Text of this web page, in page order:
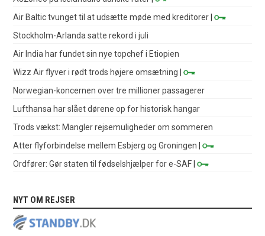
Air Baltic tvunget til at udsætte møde med kreditorer |
Stockholm-Arlanda satte rekord i juli
Air India har fundet sin nye topchef i Etiopien
Wizz Air flyver i rødt trods højere omsætning |
Norwegian-koncernen over tre millioner passagerer
Lufthansa har slået dørene op for historisk hangar
Trods vækst: Mangler rejsemuligheder om sommeren
Atter flyforbindelse mellem Esbjerg og Groningen |
Ordfører: Gør staten til fødselshjælper for e-SAF |
NYT OM REJSER